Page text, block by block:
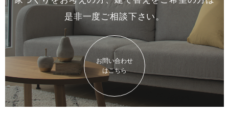
是非一度 ご相談下さい。
お問い合わせ
はこちら